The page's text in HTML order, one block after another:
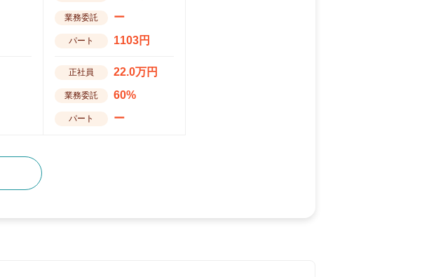
業務委託 ー
パート 1103円
正社員 22.0万円
業務委託 60%
パート ー